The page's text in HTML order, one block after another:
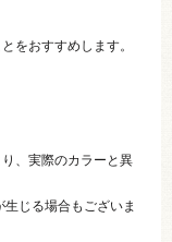
をおすすめします。
、実際のカラーと異
じる場合もございま